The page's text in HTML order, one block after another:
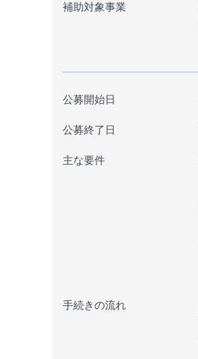
補助対象事業
公募開始日
公募終了日
主な要件
手続きの流れ